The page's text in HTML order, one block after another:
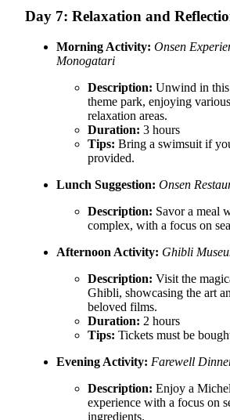
Day 7: Relaxation and
Morning Activity: Onsen
Monogatari
Description: Unwind in
theme park, enjoying
relaxation areas.
Duration: 3 hours
Tips: Bring a swimsuit if
provided.
Lunch Suggestion: Onsen
Description: Savor a meal
complex, with a focus on
Afternoon Activity: Ghibli
Description: Visit the
Ghibli, showcasing the art
beloved films.
Duration: 2 hours
Tips: Tickets must be
Evening Activity: Farewell
Description: Enjoy a
experience with a focus on
ingredients.